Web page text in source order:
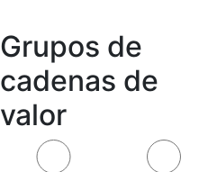
Grupos de
cadenas de
valor